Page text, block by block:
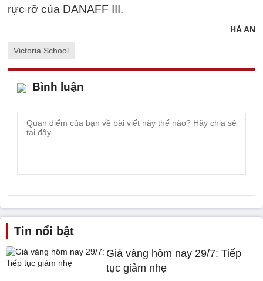
rực rỡ của DANAFF III.
HÀ AN
Victoria School
Bình luận
Tin nổi bật
Giá vàng hôm nay 29/7: Tiếp
tục giảm nhẹ